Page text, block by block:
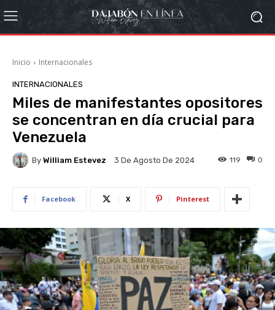
Inicio Internacionales
INTERNACIONALES
Miles de manifestantes opositores
se concentran en día crucial para
Venezuela
By William Estevez 3 De Agosto De 2024 0
119
Facebook X Pinterest